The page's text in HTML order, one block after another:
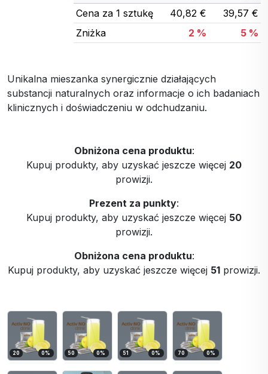
Cena za 1 sztukę
40,82 €
39,57 €
Zniżka
2 % 5 %
Unikalna mieszanka synergicznie działających
substancji naturalnych oraz informacje o ich badaniach
klinicznych i doświadczeniu w odchudzaniu.
Obniżona cena produktu:
Kupuj produkty, aby uzyskać jeszcze więcej 20
prowizji.
Prezent za punkty:
Kupuj produkty, aby uzyskać jeszcze więcej 50
prowizji.
Obniżona cena produktu:
Kupuj produkty, aby uzyskać jeszcze więcej 51 prowizji.
20 0% 50 0% 51 0% 70 0%